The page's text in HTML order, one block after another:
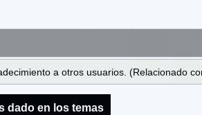
a otros usuarios. (Relacionado
dado en los temas